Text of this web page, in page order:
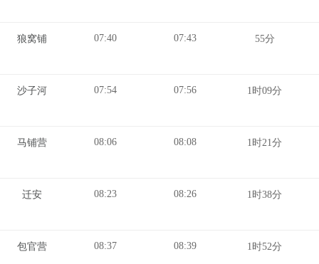
狼窝铺 07:40 07:43 55分
沙子河 07:54 07:56 1时09分
马铺营 08:06 08:08 1时21分
迁安 08:23 08:26 1时38分
包官营 08:37 08:39 1时52分